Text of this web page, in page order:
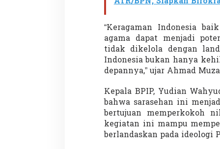
“Keragaman Indonesia
agama dapat menjadi
tidak dikelola dengan
Indonesia bukan hanya
depannya,” ujar Ahmad
Kepala BPIP, Yudian
bahwa sarasehan ini
bertujuan memperkokoh
kegiatan ini mampu
berlandaskan pada ideologi